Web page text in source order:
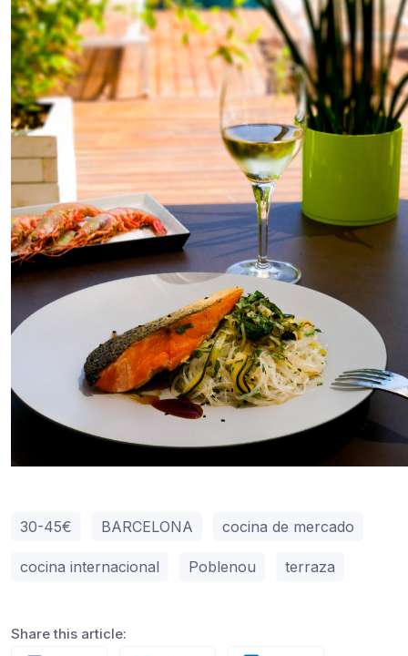
30-45€ BARCELONA cocina de mercado
cocina internacional Poblenou terraza
Share this article: